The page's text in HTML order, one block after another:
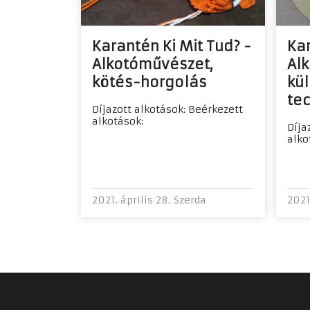
Karantén Ki Mit Tud? -
Alkotóművészet,
kötés-horgolás
Díjazott alkotások: Beérkezett
alkotások:
2021. április 28. Szerda